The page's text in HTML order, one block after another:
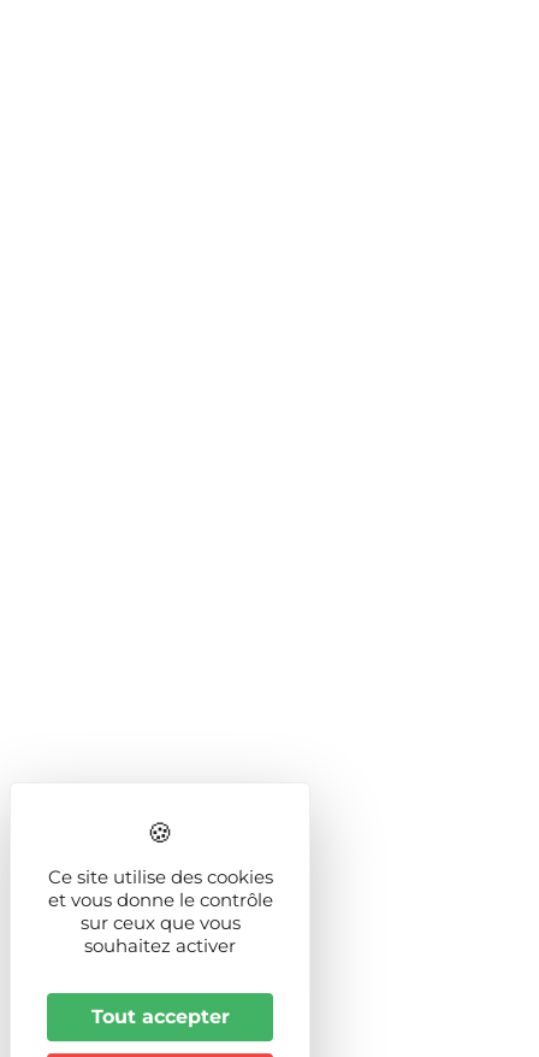
Ce site utilise des cookies
et vous donne le contrôle
sur ceux que vous
souhaitez activer
Tout accepter